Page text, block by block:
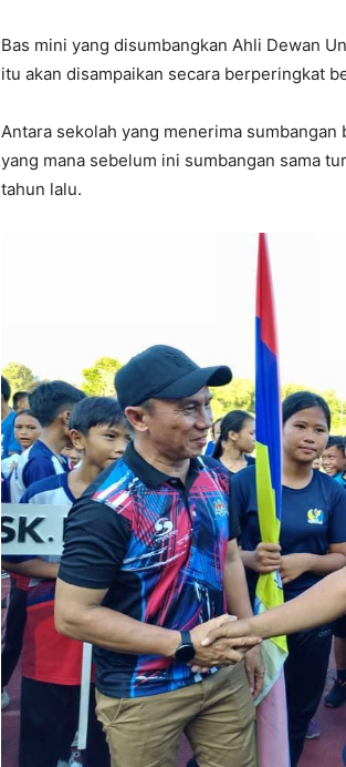
Bas mini yang disumbangkan Ahli Dewan
itu akan disampaikan secara berperingkat
Antara sekolah yang menerima sumbangan
yang mana sebelum ini sumbangan sama
tahun lalu.